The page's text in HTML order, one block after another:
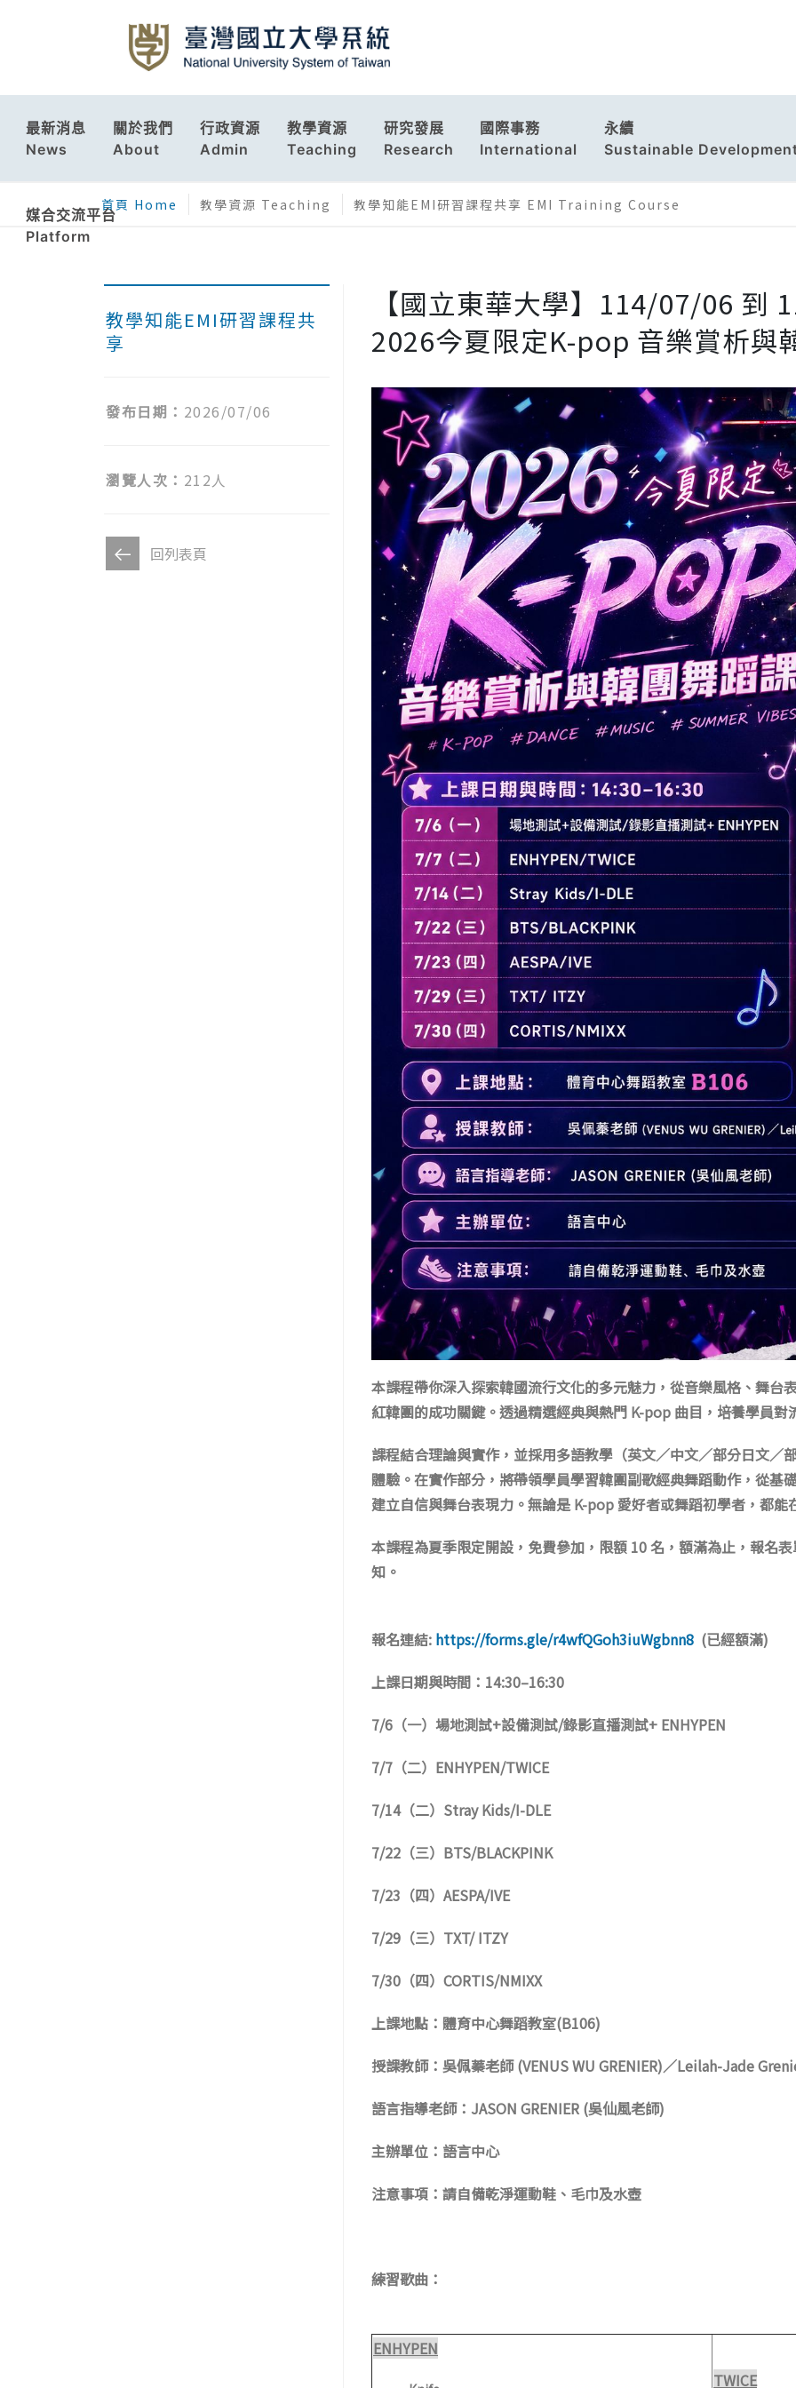
最新消息
News
關於我們
About
行政資源
Admin
教學資源
Teaching
研究發展
Research
國際事務
International
永續
Sustainable
媒合交流平台
Platform
首頁 Home 教學資源 Teaching 教學知能EMI研習課程共享 EMI Training Course
教學知能EMI研習課程共
享
發布日期： 2026/07/06
瀏覽人次： 212人
回列表頁
【國立東華大學】114/07/06 到
2026今夏限定K-pop 音樂賞析與
本課程帶你深入探索韓國流行文化的多元魅力，從音樂風格、舞台
紅韓團的成功關鍵。透過精選經典與熱門 K-pop 曲目，培養學員對
課程結合理論與實作，並採用多語教學（英文／中文／部分日文／
體驗。在實作部分，將帶領學員學習韓團副歌經典舞蹈動作，從基
建立自信與舞台表現力。無論是K-pop愛好者或舞蹈初學者，都能
本課程為夏季限定開設，免費參加，限額 10名，額滿為止，報名
知。
報名連結: https://forms.gle/r4wfQGoh3iuWgbnn8 (已經額滿)
上課日期與時間： 14:30–16:30
7/6 （一）場地測試+設備測試/錄影直播測試+ ENHYPEN
7/7 （二） ENHYPEN/TWICE
7/14（二） Stray Kids/I-DLE
7/22 （三） BTS/BLACKPINK
7/23 （四） AESPA/IVE
7/29 （三） TXT/ ITZY
7/30 （四） CORTIS/NMIXX
上課地點 ： 體育中心舞蹈教室(B106)
授課教師： 吳佩蓁老師(VENUS WU GRENIER)／Leilah-Jade
語言指導老師： JASON GRENIER (吳仙風老師)
主辦單位 ： 語言中心
注意事項 ： 請自備乾淨運動鞋、毛巾及水壺
練習歌曲 ：
ENHYPEN
TWICE